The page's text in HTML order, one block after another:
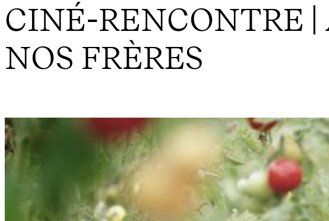
CINÉ-RENCONTRE |
NOS FRÈRES